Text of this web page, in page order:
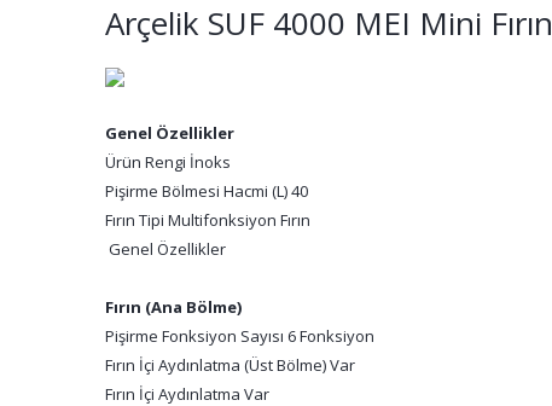
Arçelik SUF 4000 MEI Mini Fırın
Genel Özellikler
Ürün Rengi İnoks
Pişirme Bölmesi Hacmi (L) 40
Fırın Tipi Multifonksiyon Fırın
Genel Özellikler
Fırın (Ana Bölme)
Pişirme Fonksiyon Sayısı 6 Fonksiyon
Fırın İçi Aydınlatma (Üst Bölme) Var
Fırın İçi Aydınlatma Var